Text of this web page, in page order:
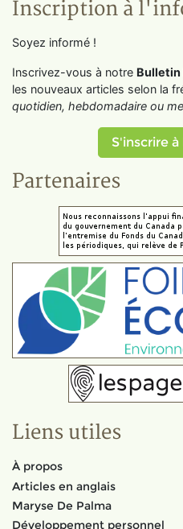
Inscription à
Soyez informé !
Inscrivez-vous à notre Bulletin
les nouveaux articles selon la
quotidien, hebdomadaire ou
S'inscrire
Partenaires
Liens utiles
À propos
Articles en anglais
Maryse De Palma
Développement personnel